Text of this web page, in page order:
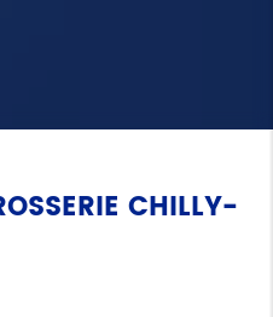
CHILLY-